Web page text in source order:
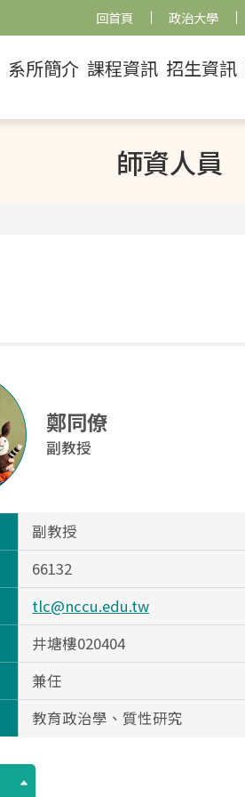
回首頁 政治大學
系所簡介 課程資訊 招生資訊
師資人員
鄭同僚
副教授
副教授
66132
tlc@nccu.edu.tw
井塘樓020404
兼任
教育政治學、質性研究